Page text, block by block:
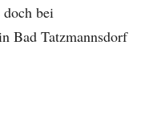
bei
Bad Tatzmannsdorf